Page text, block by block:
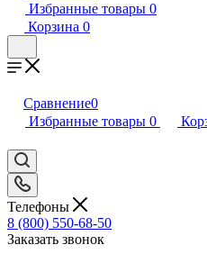
Избранные товары 0
Корзина 0
Сравнение0
Избранные товары 0
Телефоны
8 (800) 550-68-50
Заказать звонок